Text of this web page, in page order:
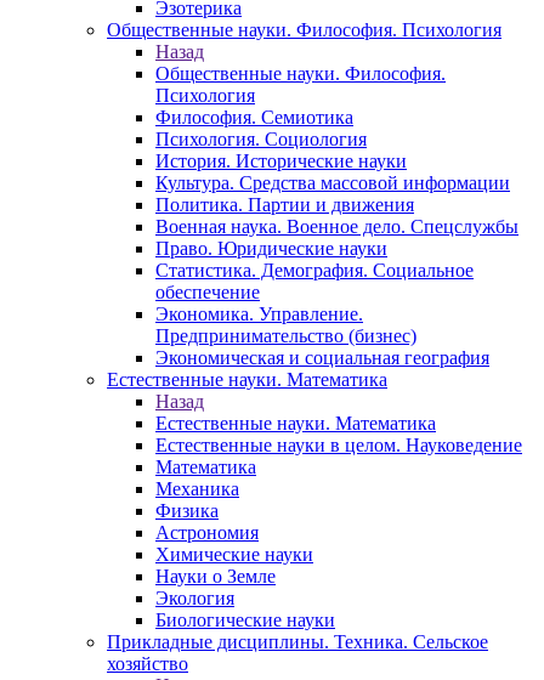
Эзотерика
Общественные науки. Философия. Психология
Назад
Общественные науки. Философия.
Психология
Философия. Семиотика
Психология. Социология
История. Исторические науки
Культура. Средства массовой информации
Политика. Партии и движения
Военная наука. Военное дело. Спецслужбы
Право. Юридические науки
Статистика. Демография. Социальное
обеспечение
Экономика. Управление.
Предпринимательство (бизнес)
Экономическая и социальная география
Естественные науки. Математика
Назад
Естественные науки. Математика
Естественные науки в целом. Науковедение
Математика
Механика
Физика
Астрономия
Химические науки
Науки о Земле
Экология
Биологические науки
Прикладные дисциплины. Техника. Сельское
хозяйство